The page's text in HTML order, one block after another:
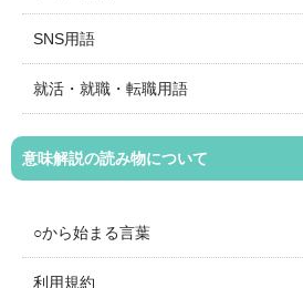
SNS用語
就活・就職・転職用語
意味解説の読み物について
○から始まる言葉
利用規約